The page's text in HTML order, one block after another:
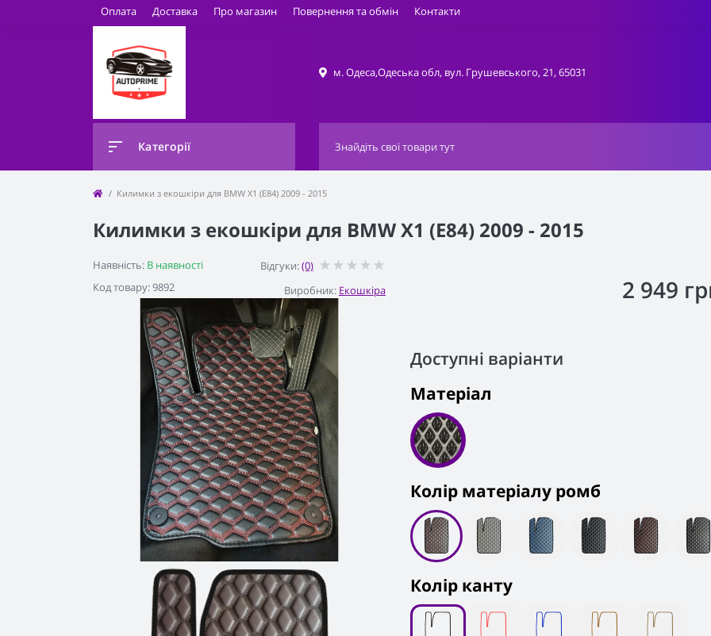
Оплата Доставка Про магазин Повернення та обмін Контакти
м. Одеса,Одеська обл, вул. Грушевського, 21, 65031
Категорії
Килимки з екошкіри для BMW X1 (E84) 2009 - 2015
Килимки з екошкіри для BMW X1 (E84) 2009 - 2015
Наявність: В наявності
Код товару: 9892
Відгуки:(0)
Виробник: Екошкіра 2 949
Доступні варіанти
Матеріал
Колiр матеріалу ромб
Колір канту